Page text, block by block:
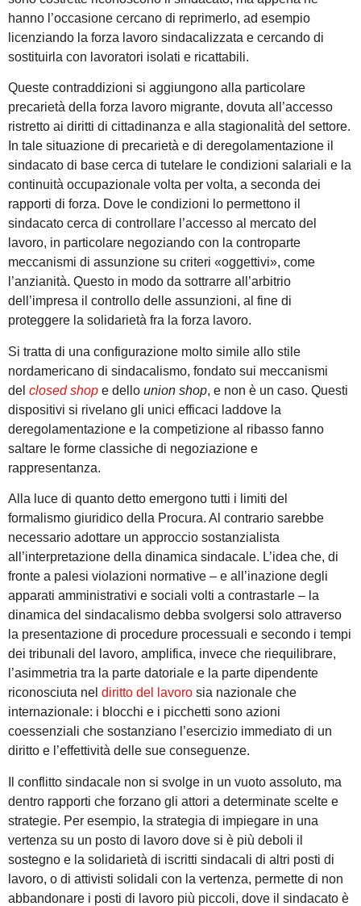
hanno l’occasione cercano di reprimerlo, ad esempio
licenziando la forza lavoro sindacalizzata e cercando di
sostituirla con lavoratori isolati e ricattabili.
Queste contraddizioni si aggiungono alla particolare
precarietà della forza lavoro migrante, dovuta all’accesso
ristretto ai diritti di cittadinanza e alla stagionalità del settore.
In tale situazione di precarietà e di deregolamentazione il
sindacato di base cerca di tutelare le condizioni salariali e la
continuità occupazionale volta per volta, a seconda dei
rapporti di forza. Dove le condizioni lo permettono il
sindacato cerca di controllare l’accesso al mercato del
lavoro, in particolare negoziando con la controparte
meccanismi di assunzione su criteri «oggettivi», come
l’anzianità. Questo in modo da sottrarre all’arbitrio
dell’impresa il controllo delle assunzioni, al fine di
proteggere la solidarietà fra la forza lavoro.
Si tratta di una configurazione molto simile allo stile
nordamericano di sindacalismo, fondato sui meccanismi
del closed shop e dello union shop, e non è un caso. Questi
dispositivi si rivelano gli unici efficaci laddove la
deregolamentazione e la competizione al ribasso fanno
saltare le forme classiche di negoziazione e
rappresentanza.
Alla luce di quanto detto emergono tutti i limiti del
formalismo giuridico della Procura. Al contrario sarebbe
necessario adottare un approccio sostanzialista
all’interpretazione della dinamica sindacale. L’idea che, di
fronte a palesi violazioni normative – e all’inazione degli
apparati amministrativi e sociali volti a contrastarle – la
dinamica del sindacalismo debba svolgersi solo attraverso
la presentazione di procedure processuali e secondo i tempi
dei tribunali del lavoro, amplifica, invece che riequilibrare,
l’asimmetria tra la parte datoriale e la parte dipendente
riconosciuta nel diritto del lavoro sia nazionale che
internazionale: i blocchi e i picchetti sono azioni
coessenziali che sostanziano l’esercizio immediato di un
diritto e l’effettività delle sue conseguenze.
Il conflitto sindacale non si svolge in un vuoto assoluto, ma
dentro rapporti che forzano gli attori a determinate scelte e
strategie. Per esempio, la strategia di impiegare in una
vertenza su un posto di lavoro dove si è più deboli il
sostegno e la solidarietà di iscritti sindacali di altri posti di
lavoro, o di attivisti solidali con la vertenza, permette di non
abbandonare i posti di lavoro più piccoli, dove il sindacato è